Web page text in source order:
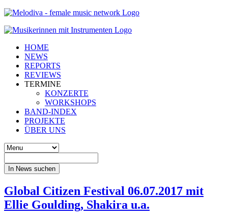
HOME
NEWS
REPORTS
REVIEWS
TERMINE
KONZERTE
WORKSHOPS
BAND-INDEX
PROJEKTE
ÜBER UNS
In News suchen
Global Citizen Festival 06.07.2017 mit
Ellie Goulding, Shakira u.a.